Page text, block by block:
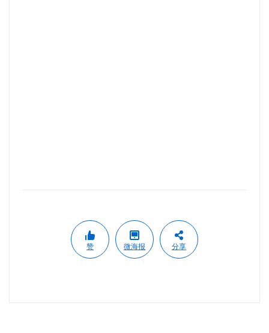
赞 微海报 分享